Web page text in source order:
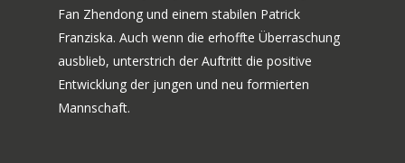
Fan Zhendong und einem stabilen Patrick
Franziska. Auch wenn die erhoffte Überraschung
ausblieb, unterstrich der Auftritt die positive
Entwicklung der jungen und neu formierten
Mannschaft.